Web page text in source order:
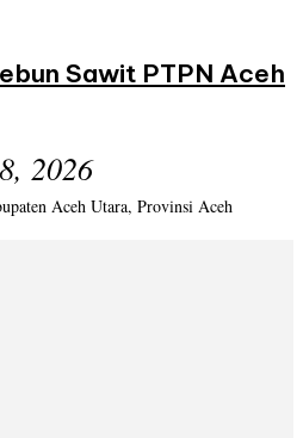
Sawit PTPN Aceh
2026
Aceh Utara, Provinsi Aceh